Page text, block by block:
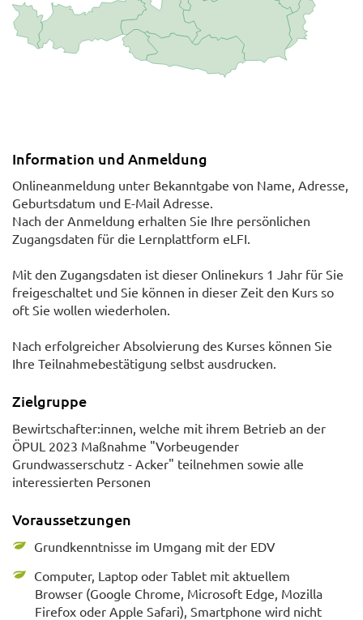
Information und Anmeldung
Onlineanmeldung unter Bekanntgabe von Name, Adresse,
Geburtsdatum und E-Mail Adresse.
Nach der Anmeldung erhalten Sie Ihre persönlichen
Zugangsdaten für die Lernplattform eLFI.
Mit den Zugangsdaten ist dieser Onlinekurs 1 Jahr für Sie
freigeschaltet und Sie können in dieser Zeit den Kurs so
oft Sie wollen wiederholen.
Nach erfolgreicher Absolvierung des Kurses können Sie
Ihre Teilnahmebestätigung selbst ausdrucken.
Zielgruppe
Bewirtschafter:innen, welche mit ihrem Betrieb an der
ÖPUL 2023 Maßnahme "Vorbeugender
Grundwasserschutz - Acker" teilnehmen sowie alle
interessierten Personen
Voraussetzungen
Grundkenntnisse im Umgang mit der EDV
Computer, Laptop oder Tablet mit aktuellem
Browser (Google Chrome, Microsoft Edge, Mozilla
Firefox oder Apple Safari), Smartphone wird nicht